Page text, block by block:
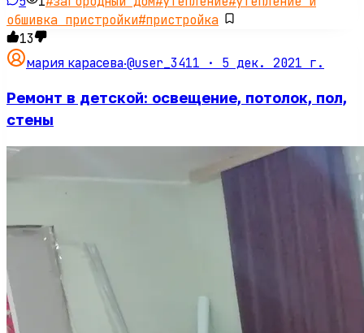
обшивка пристройки#пристройка
13
мария карасева·@user_3411 · 5 дек. 2021 г.
Ремонт в детской: освещение, потолок, пол,
стены